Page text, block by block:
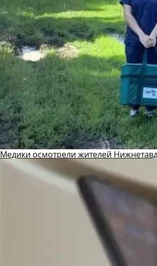
Медики осмотрели жителей